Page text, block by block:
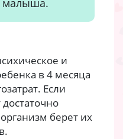
малыша.
и
в 4 месяца
Если
берет их